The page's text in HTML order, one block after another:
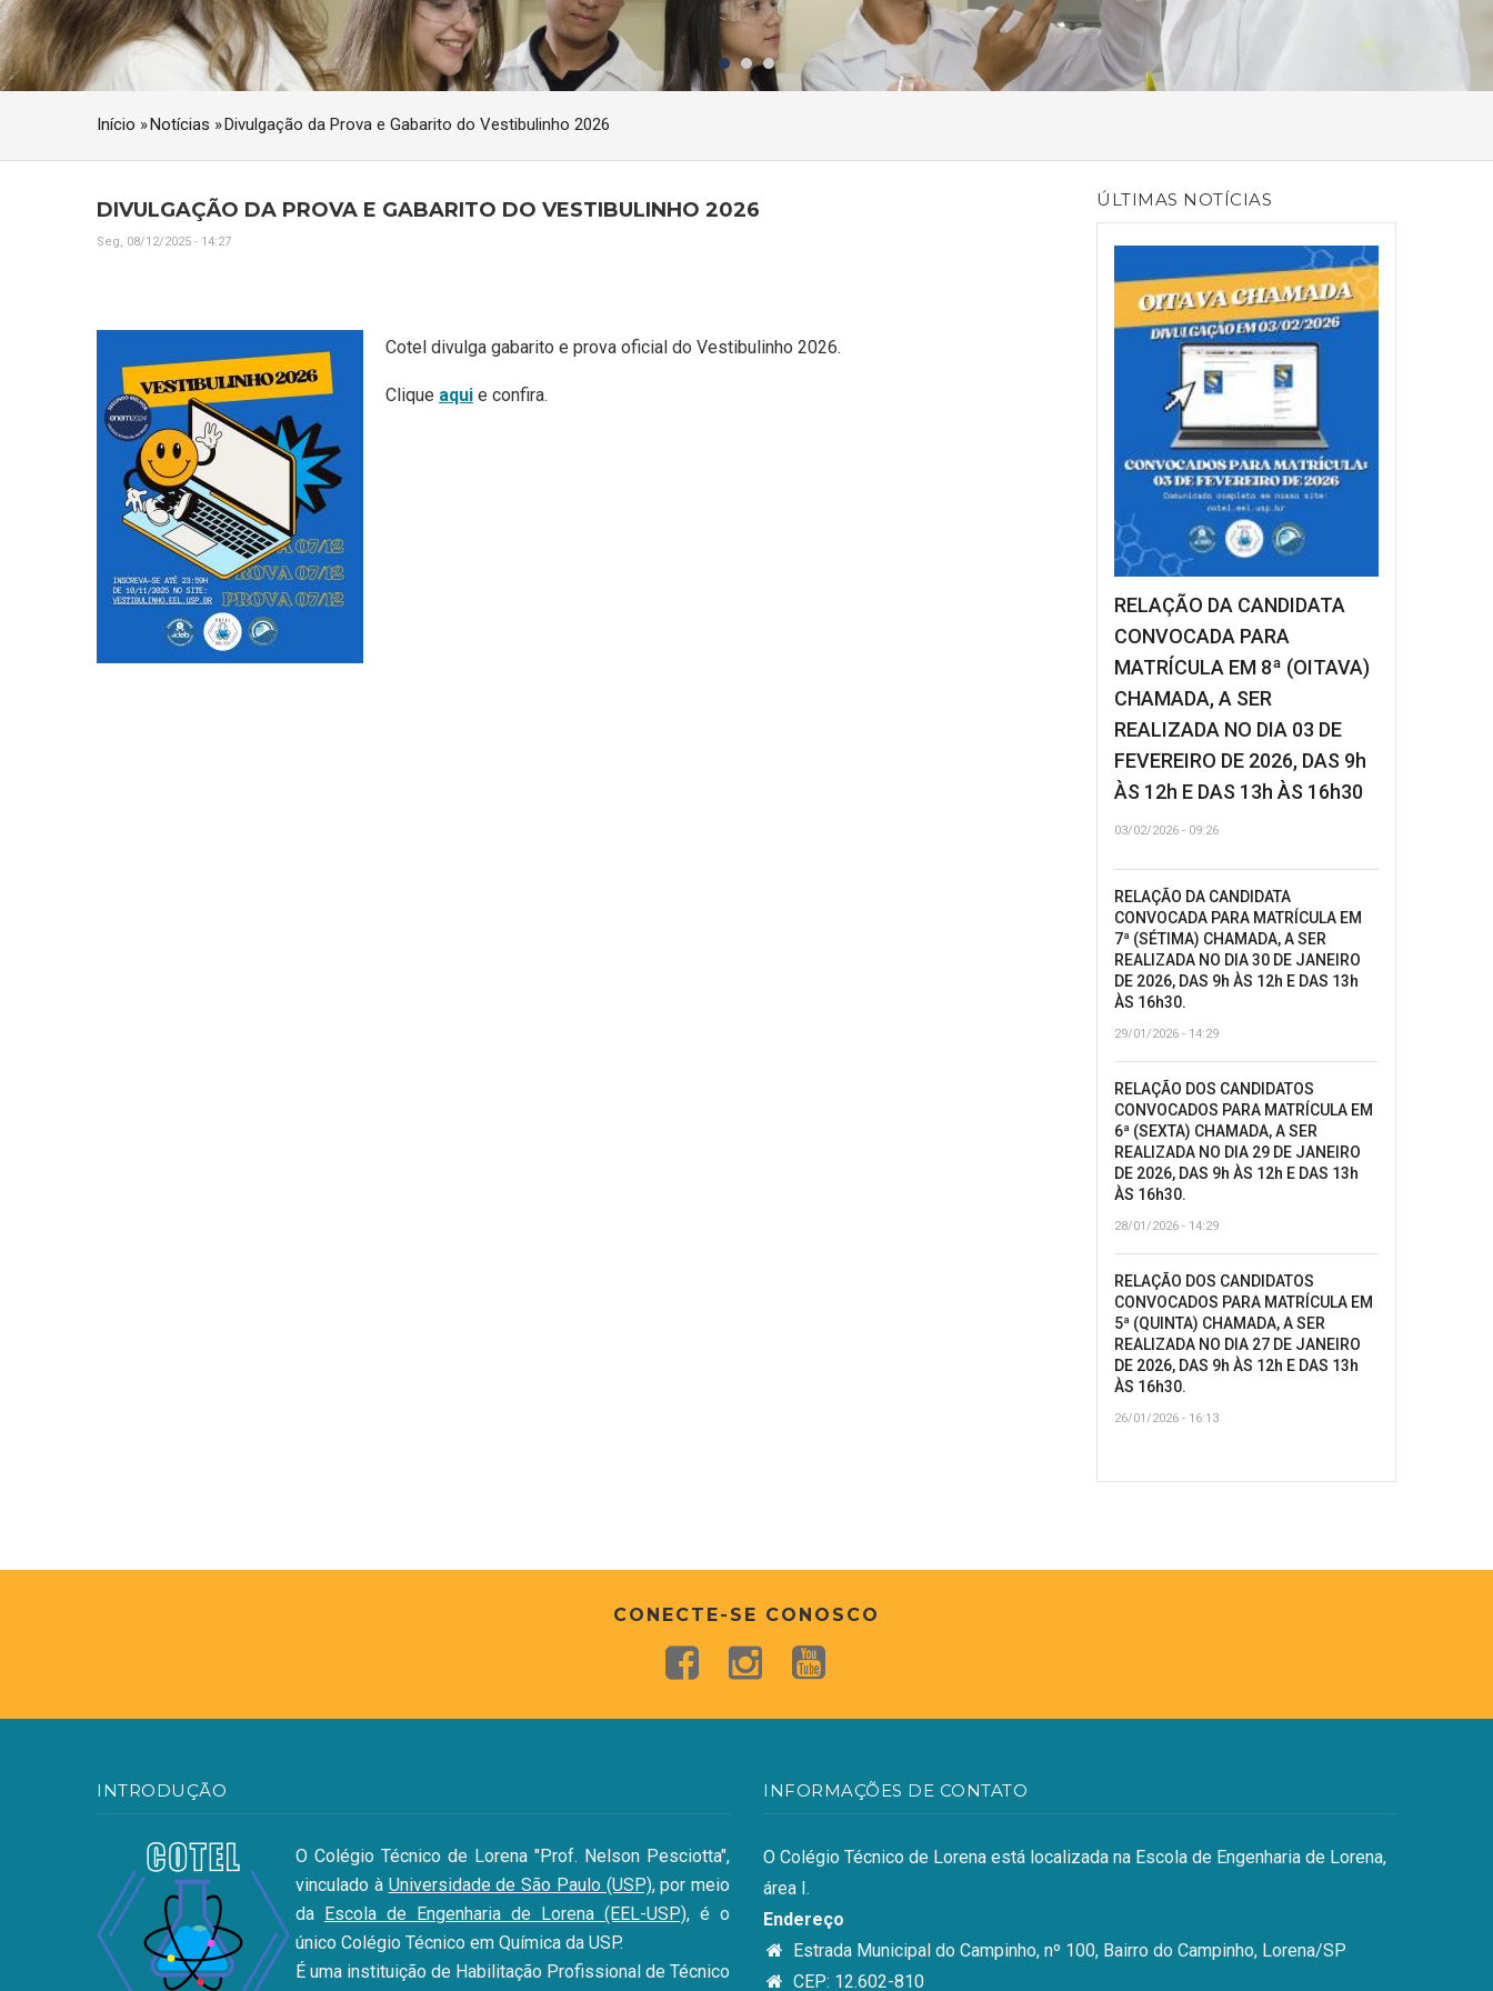
TRILHA
DE
NAVEGAÇÃO
Início »Notícias »Divulgação da Prova e Gabarito do Vestibulinho 2026
DIVULGAÇÃO DA PROVA E GABARITO DO VESTIBULINHO 2026
Seg, 08/12/2025 - 14:27
Cotel divulga gabarito e prova oficial do Vestibulinho 2026.
Clique aqui e confira.
ÚLTIMAS NOTÍCIAS
RELAÇÃO DA CANDIDATA
CONVOCADA PARA
MATRÍCULA EM 8ª (OITAVA)
CHAMADA, A SER
REALIZADA NO DIA 03 DE
FEVEREIRO DE 2026, DAS 9h
ÀS 12h E DAS 13h ÀS 16h30
03/02/2026 - 09:26
RELAÇÃO DA CANDIDATA
CONVOCADA PARA MATRÍCULA EM
7ª (SÉTIMA) CHAMADA, A SER
REALIZADA NO DIA 30 DE JANEIRO
DE 2026, DAS 9h ÀS 12h E DAS 13h
ÀS 16h30.
29/01/2026 - 14:29
RELAÇÃO DOS CANDIDATOS
CONVOCADOS PARA MATRÍCULA EM
6ª (SEXTA) CHAMADA, A SER
REALIZADA NO DIA 29 DE JANEIRO
DE 2026, DAS 9h ÀS 12h E DAS 13h
ÀS 16h30.
28/01/2026 - 14:29
RELAÇÃO DOS CANDIDATOS
CONVOCADOS PARA MATRÍCULA EM
5ª (QUINTA) CHAMADA, A SER
REALIZADA NO DIA 27 DE JANEIRO
DE 2026, DAS 9h ÀS 12h E DAS 13h
ÀS 16h30.
26/01/2026 - 16:13
CONECTE-SE CONOSCO
INTRODUÇÃO
O Colégio Técnico de Lorena "Prof. Nelson Pesciotta",
vinculado à Universidade de São Paulo (USP), por meio
da Escola de Engenharia de Lorena (EEL-USP), é o
único Colégio Técnico em Química da USP.
É uma instituição de Habilitação Profissional de Técnico
INFORMAÇÕES DE CONTATO
O Colégio Técnico de Lorena está localizada na Escola de Engenharia de Lorena,
área I.
Endereço
Estrada Municipal do Campinho, nº 100, Bairro do Campinho, Lorena/SP
CEP: 12.602-810